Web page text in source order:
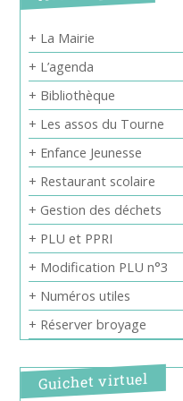
+ La Mairie
+ L’agenda
+ Bibliothèque
+ Les assos du Tourne
+ Enfance Jeunesse
+ Restaurant scolaire
+ Gestion des déchets
+ PLU et PPRI
+ Modification PLU n°3
+ Numéros utiles
+ Réserver broyage
Guichet virtuel